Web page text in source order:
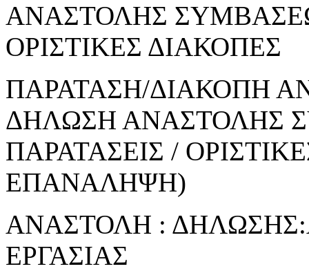
ΑΝΑΣΤΟΛΗΣ
ΟΡΙΣΤΙΚΕΣ ΔΙΑΚΟΠΕΣ
ΠΑΡΑΤΑΣΗ/ΔΙΑΚΟΠΗ
ΔΗΛΩΣΗ ΑΝΑΣΤΟΛΗΣ
ΠΑΡΑΤΑΣΕΙΣ /
ΕΠΑΝΑΛΗΨΗ)
ΑΝΑΣΤΟΛΗ :
ΕΡΓΑΣΙΑΣ